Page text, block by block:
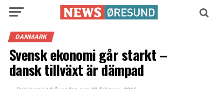
DANMARK
Svensk ekonomi går starkt –
dansk tillväxt är dämpad